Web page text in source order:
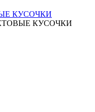
КУСОЧКИ
КУСОЧКИ